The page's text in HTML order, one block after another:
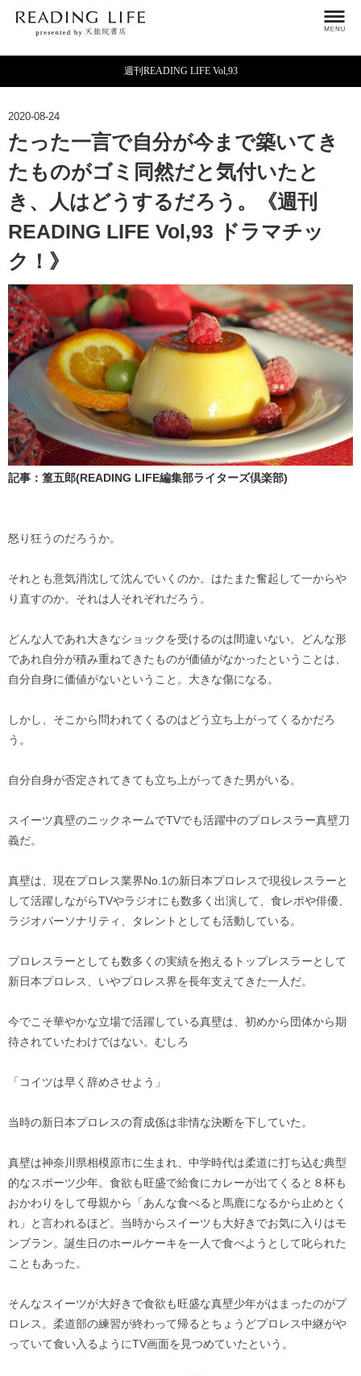
週刊READING LIFE Vol,93
2020-08-24
たった一言で自分が今まで築いてき
たものがゴミ同然だと気付いたと
き、人はどうするだろう。《週刊
READING LIFE Vol,93 ドラマチッ
ク！》
記事：篁五郎(READING LIFE編集部ライターズ倶楽部)
怒り狂うのだろうか。
それとも意気消沈して沈んでいくのか。はたまた奮起して一からや
り直すのか。それは人それぞれだろう。
どんな人であれ大きなショックを受けるのは間違いない。どんな形
であれ自分が積み重ねてきたものが価値がなかったということは、
自分自身に価値がないということ。大きな傷になる。
しかし、そこから問われてくるのはどう立ち上がってくるかだろ
う。
自分自身が否定されてきても立ち上がってきた男がいる。
スイーツ真壁のニックネームでTVでも活躍中のプロレスラー真壁刀
義だ。
真壁は、現在プロレス業界No.1の新日本プロレスで現役レスラーと
して活躍しながらTVやラジオにも数多く出演して、食レポや俳優、
ラジオパーソナリティ、タレントとしても活動している。
プロレスラーとしても数多くの実績を抱えるトップレスラーとして
新日本プロレス、いやプロレス界を長年支えてきた一人だ。
今でこそ華やかな立場で活躍している真壁は、初めから団体から期
待されていたわけではない。むしろ
「コイツは早く辞めさせよう」
当時の新日本プロレスの育成係は非情な決断を下していた。
真壁は神奈川県相模原市に生まれ、中学時代は柔道に打ち込む典型
的なスポーツ少年。食欲も旺盛で給食にカレーが出てくると８杯も
おかわりをして母親から「あんな食べると馬鹿になるから止めとく
れ」と言われるほど。当時からスイーツも大好きでお気に入りはモ
ンブラン。誕生日のホールケーキを一人で食べようとして叱られた
こともあった。
そんなスイーツが大好きで食欲も旺盛な真壁少年がはまったのがプ
ロレス。柔道部の練習が終わって帰るとちょうどプロレス中継がや
っていて食い入るようにTV画面を見つめていたという。